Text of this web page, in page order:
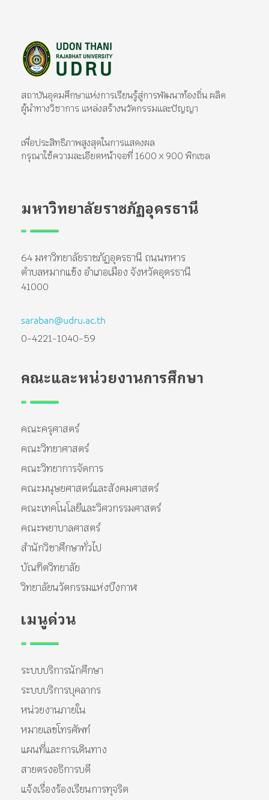
สถาบันอุดมศึกษาแห่งการเรียนรู้สู่การพัฒนาท้องถิ่น ผลิต
ผู้นำทางวิชาการ แหล่งสร้างนวัตกรรมและปัญญา
เพื่อประสิทธิภาพสูงสุดในการแสดงผล
กรุณาใช้ความละเอียดหน้าจอที่ 1600 x 900 พิกเซล
มหาวิทยาลัยราชภัฏอุดรธานี
64 มหาวิทยาลัยราชภัฏอุดรธานี ถนนทหาร
ตำบลหมากแข้ง อำเภอเมือง จังหวัดอุดรธานี
41000
saraban@udru.ac.th
0-4221-1040-59
คณะและหน่วยงานการศึกษา
คณะครุศาสตร์
คณะวิทยาศาสตร์
คณะวิทยาการจัดการ
คณะมนุษยศาสตร์และสังคมศาสตร์
คณะเทคโนโลยีและวิศวกรรมศาสตร์
คณะพยาบาลศาสตร์
สำนักวิชาศึกษาทั่วไป
บัณฑิตวิทยาลัย
วิทยาลัยนวัตกรรมแห่งบึงกาฬ
เมนูด่วน
ระบบบริการนักศึกษา
ระบบบริการบุคลากร
หน่วยงานภายใน
หมายเลขโทรศัพท์
แผนที่และการเดินทาง
สายตรงอธิการบดี
แจ้งเรื่องร้องเรียนการทุจริต